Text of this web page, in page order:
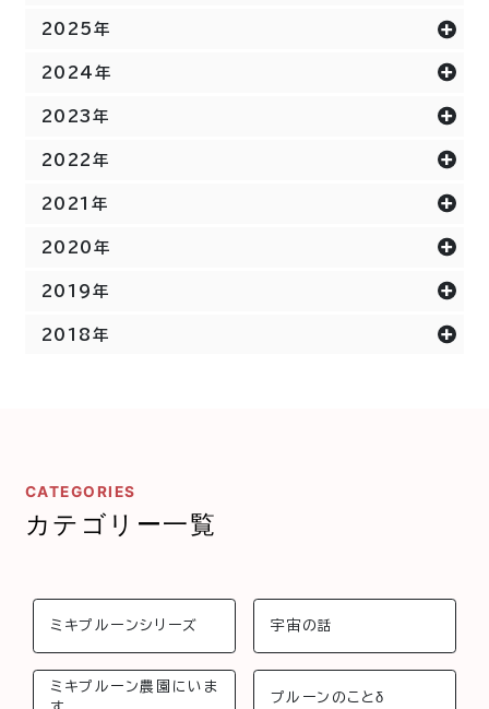
2025年
2024年
2023年
2022年
2021年
2020年
2019年
2018年
CATEGORIES
カテゴリー一覧
ミキプルーンシリーズ 宇宙の話
ミキプルーン農園にいま
プルーンのことδ